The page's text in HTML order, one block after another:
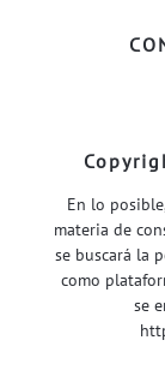
En lo
materia de
se buscará la
como
se